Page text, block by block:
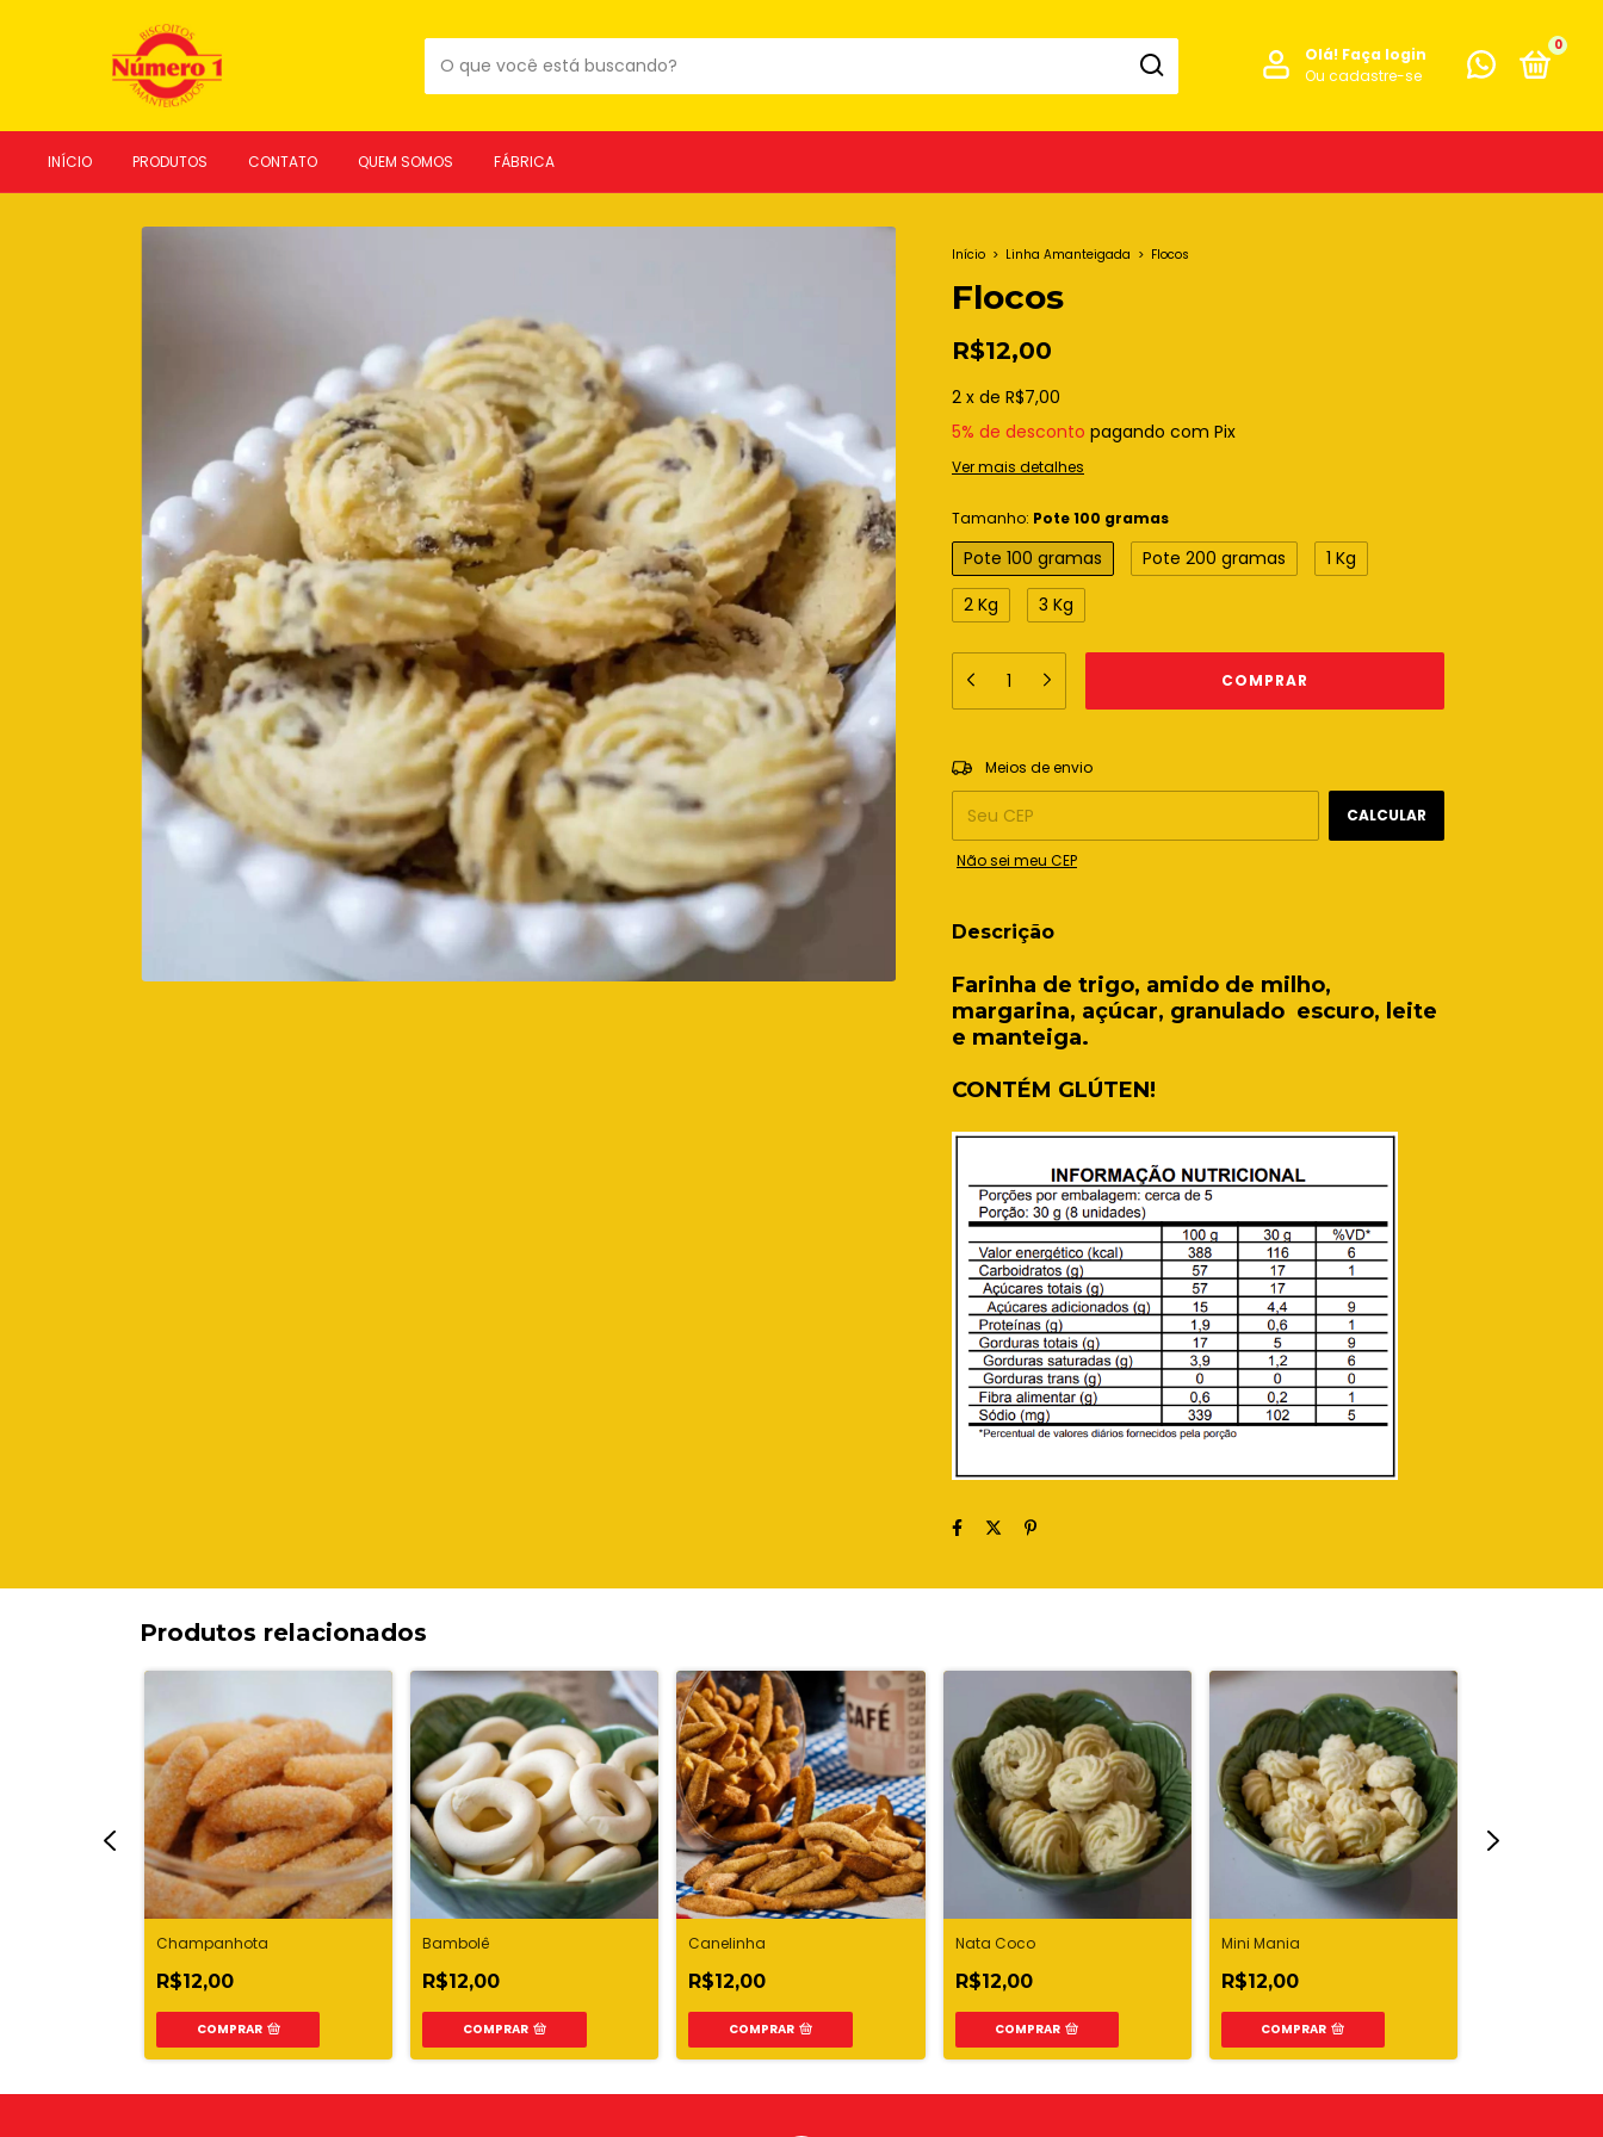
Olá! Faça login
Ou cadastre-se
0
INÍCIO PRODUTOS CONTATO QUEM SOMOS FÁBRICA
Início > Linha Amanteigada > Flocos
Flocos
R$12,00
2 x de R$7,00
5% de desconto pagando com Pix
Ver mais detalhes
Tamanho: Pote 100 gramas
Pote 100 gramas Pote 200 gramas
1 Kg
2 Kg
3 Kg
Entregas para o CEP:
Meios de envio
CALCULAR
Não sei meu CEP
Descrição
Farinha de trigo, amido de milho,
margarina, açúcar, granulado escuro, leite
e manteiga.
CONTÉM GLÚTEN!
Produtos relacionados
Champanhota
R$12,00
COMPRAR
Bambolê
R$12,00
COMPRAR
Canelinha
R$12,00
COMPRAR
Nata Coco
R$12,00
COMPRAR
Mini Mania
R$12,00
COMPRAR